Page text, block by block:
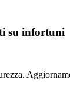
su infortuni